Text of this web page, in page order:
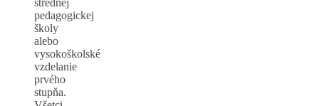
pedagogickej
školy
alebo
vysokoškolské
vzdelanie
prvého
stupňa.